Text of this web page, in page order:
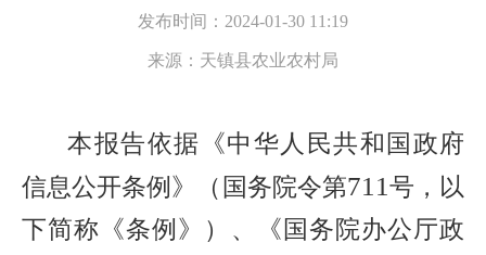
发布时间： 2024-01-30 11:19
来源： 天镇县农业农村局
本报告依据《中华人民共和国政府
信息公开条例》（国务院令第711号，以
下简称《条例》）、《国务院办公厅政